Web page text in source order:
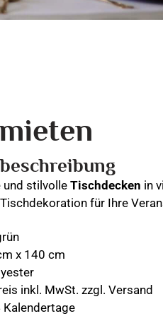
und stilvolle Tischdecken in
für Ihre
x 140 cm
inkl. MwSt. zzgl. Versand
Kalendertage